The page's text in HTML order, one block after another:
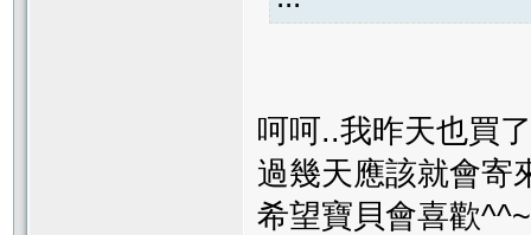
呵呵..我昨天也買
過幾天應該就會寄
希望寶貝會喜歡^^~